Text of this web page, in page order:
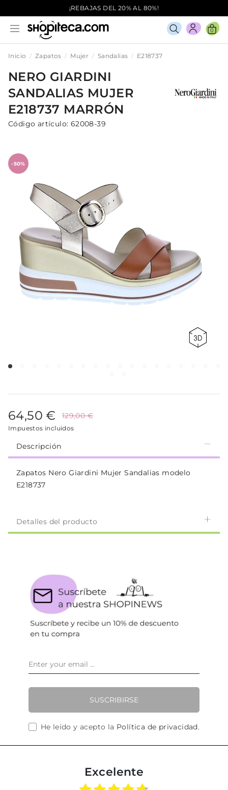
¡REBAJAS DEL 20% AL 80%!
0
Inicio Zapatos Mujer Sandalias E218737
NERO GIARDINI
SANDALIAS MUJER
E218737 MARRÓN
Código artículo: 62008-39
-50%
64,50 € 129,00 €
Impuestos incluidos
Descripción
Zapatos Nero Giardini Mujer Sandalias modelo
E218737
Detalles del producto
SUSCRIBIRSE
He leído y acepto la Política de privacidad.
Excelente